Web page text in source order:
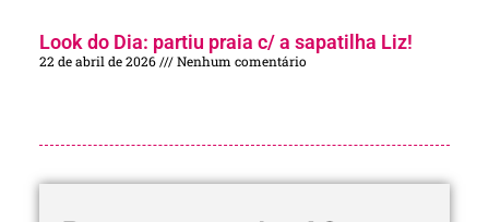
Look do Dia: partiu praia c/ a sapatilha Liz!
22 de abril de 2026 Nenhum comentário